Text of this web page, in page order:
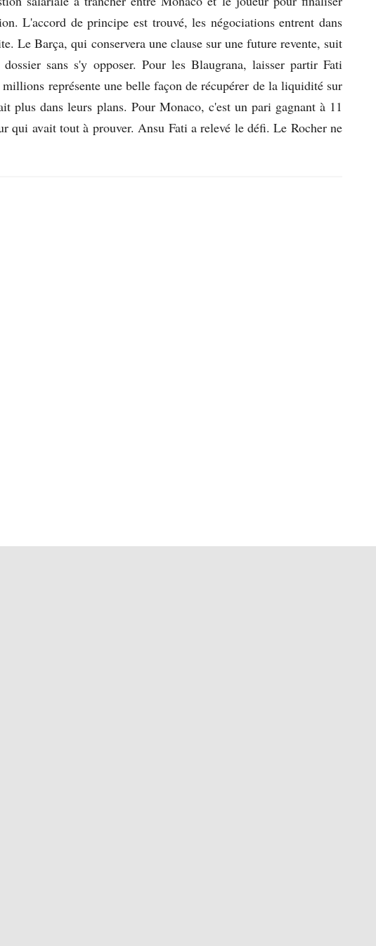
L'accord de principe est trouvé, les négociations entrent dans
Le Barça, qui conservera une clause sur une future revente, suit
sans s'y opposer. Pour les Blaugrana, laisser partir Fati
représente une belle façon de récupérer de la liquidité sur
plus dans leurs plans. Pour Monaco, c'est un pari gagnant à 11
qui avait tout à prouver. Ansu Fati a relevé le défi. Le Rocher ne